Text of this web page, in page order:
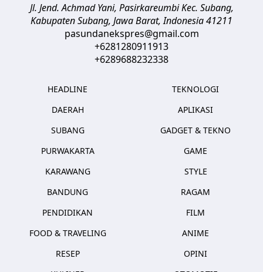
Jl. Jend. Achmad Yani, Pasirkareumbi Kec. Subang,
Kabupaten Subang, Jawa Barat,Indonesia41211
pasundanekspres@gmail.com
+6281280911913
+6289688232338
HEADLINE
DAERAH
SUBANG
PURWAKARTA
KARAWANG
BANDUNG
PENDIDIKAN
FOOD & TRAVELING
RESEP
TEKNOLOGI
APLIKASI
GADGET & TEKNO
GAME
STYLE
RAGAM
FILM
ANIME
OPINI